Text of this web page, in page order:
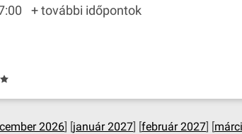
+ további időpontok
2026] [január 2027] [február 2027] [